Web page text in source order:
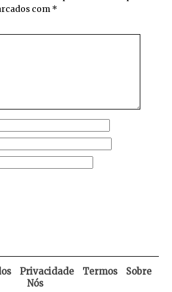
com *
Privacidade Termos
Sobre
Nós